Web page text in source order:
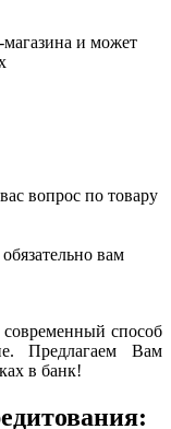
магазина и может
вопрос по товару
вам
способ
Предлагаем Вам
в банк!